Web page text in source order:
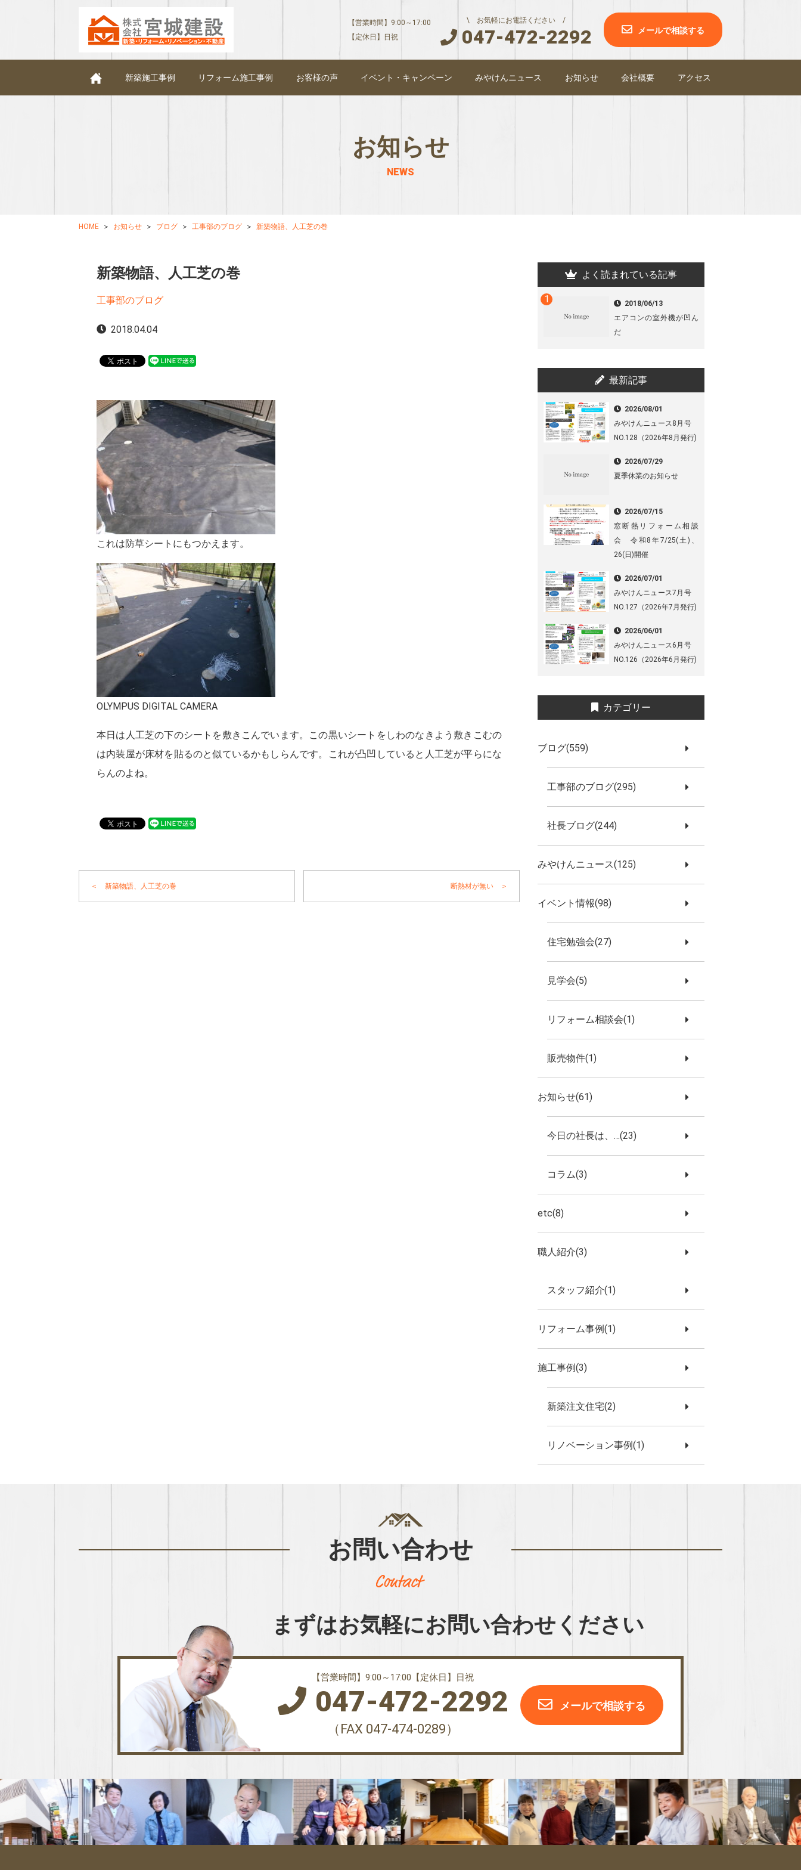
【営業時間】9:00～17:00
【定休日】日祝
\ お気軽にお電話ください /
047-472-2292 メールで相談する
新築施工事例 リフォーム施工事例 お客様の声 イベント・キャンペーン みやけんニュース お知らせ 会社概要 アクセス
お知らせ
NEWS
HOME お知らせ ブログ 工事部のブログ 新築物語、人工芝の巻
新築物語、人工芝の巻
工事部のブログ
2018.04.04
これは防草シートにもつかえます。
OLYMPUS DIGITAL CAMERA
本日は人工芝の下のシートを敷きこんでいます。この黒いシートをしわのなきよう敷きこむの
は内装屋が床材を貼るのと似ているかもしらんです。これが凸凹していると人工芝が平らにな
らんのよね。
＜ 新築物語、人工芝の巻 断熱材が無い ＞
よく読まれている記事
2018/06/13
エアコンの室外機が凹ん
だ
最新記事
2026/08/01
みやけんニュース8月号
NO.128（2026年8月発行)
2026/07/29
夏季休業のお知らせ
2026/07/15
窓断熱リフォーム相談
会 令和8年7/25(土)、
26(日)開催
2026/07/01
みやけんニュース7月号
NO.127（2026年7月発行)
2026/06/01
みやけんニュース6月号
NO.126（2026年6月発行)
カテゴリー
ブログ(559)
工事部のブログ(295)
社長ブログ(244)
みやけんニュース(125)
イベント情報(98)
住宅勉強会(27)
見学会(5)
リフォーム相談会(1)
販売物件(1)
お知らせ(61)
今日の社長は、…(23)
コラム(3)
etc(8)
職人紹介(3)
スタッフ紹介(1)
リフォーム事例(1)
施工事例(3)
新築注文住宅(2)
リノベーション事例(1)
お問い合わせ
まずはお気軽にお問い合わせください
【営業時間】9:00～17:00【定休日】日祝
047-472-2292
（FAX 047-474-0289）
メールで相談する